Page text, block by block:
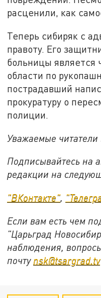
расценили, как
Теперь сибиряк с
правоту. Его
больницы
области по
пострадавший
прокуратуру о
полиции.
Уважаемые читатели
Подписывайтесь на
редакции на
"ВКонтакте",
Если вам есть чем
"Царьград
наблюдения,
почту nsk@tsargrad.tv